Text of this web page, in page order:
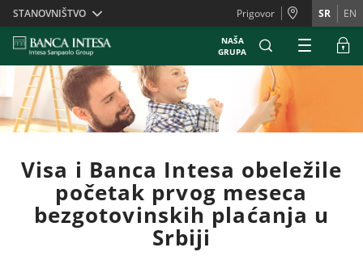
Skiplinks
STANOVNIŠTVO Prigovor SR EN
NAŠA
GRUPA
Visa i Banca Intesa obeležile
početak prvog meseca
bezgotovinskih plaćanja u
Srbiji